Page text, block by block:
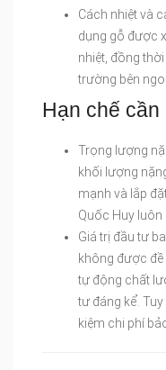
Cách nhiệt và
dụng gỗ được
nhiệt, đồng
trường bên
Hạn chế cần
Trọng lượng
khối lượng
mạnh và lắp
Quốc Huy luôn
Giá trị đầu tư
không được
tự động chất
tư đáng kể.
kiệm chi phí